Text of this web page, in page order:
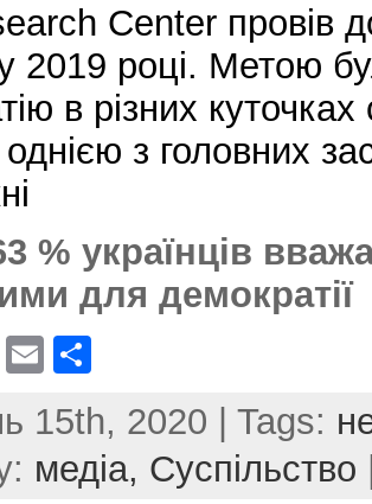
Center провів
2019 році. Метою
в різних
з головних
% українців
для демократії
Pi
E
ai
l
ar
e
15th, 2020 | Tags:
медіа, Суспільство